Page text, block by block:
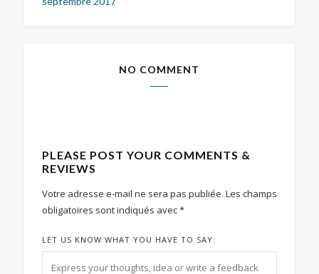
NO COMMENT
PLEASE POST YOUR COMMENTS &
REVIEWS
Votre adresse e-mail ne sera pas publiée. Les champs
obligatoires sont indiqués avec*
LET US KNOW WHAT YOU HAVE TO SAY: